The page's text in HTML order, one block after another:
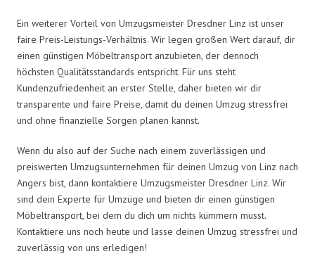
Ein weiterer Vorteil von Umzugsmeister Dresdner Linz ist unser
faire Preis-Leistungs-Verhältnis. Wir legen großen Wert darauf, dir
einen günstigen Möbeltransport anzubieten, der dennoch
höchsten Qualitätsstandards entspricht. Für uns steht
Kundenzufriedenheit an erster Stelle, daher bieten wir dir
transparente und faire Preise, damit du deinen Umzug stressfrei
und ohne finanzielle Sorgen planen kannst.
Wenn du also auf der Suche nach einem zuverlässigen und
preiswerten Umzugsunternehmen für deinen Umzug von Linz nach
Angers bist, dann kontaktiere Umzugsmeister Dresdner Linz. Wir
sind dein Experte für Umzüge und bieten dir einen günstigen
Möbeltransport, bei dem du dich um nichts kümmern musst.
Kontaktiere uns noch heute und lasse deinen Umzug stressfrei und
zuverlässig von uns erledigen!